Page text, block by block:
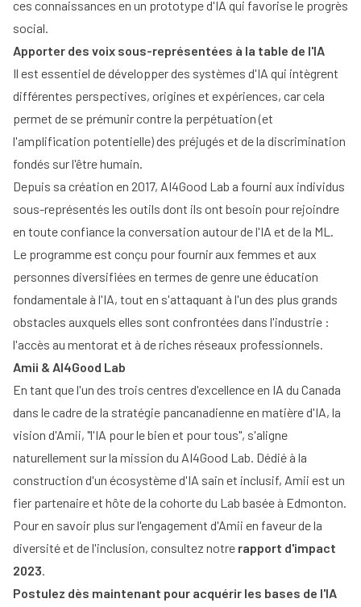
ces connaissances en un prototype d'IA qui favorise le progrès
social.
Apporter des voix sous-représentées à la table de l'IA
Il est essentiel de développer des systèmes d'IA qui intègrent
différentes perspectives, origines et expériences, car cela
permet de se prémunir contre la perpétuation (et
l'amplification potentielle) des préjugés et de la discrimination
fondés sur l'être humain.
Depuis sa création en 2017, AI4Good Lab a fourni aux individus
sous-représentés les outils dont ils ont besoin pour rejoindre
en toute confiance la conversation autour de l'IA et de la ML.
Le programme est conçu pour fournir aux femmes et aux
personnes diversifiées en termes de genre une éducation
fondamentale à l'IA, tout en s'attaquant à l'un des plus grands
obstacles auxquels elles sont confrontées dans l'industrie :
l'accès au mentorat et à de riches réseaux professionnels.
Amii & AI4Good Lab
En tant que l'un des trois centres d'excellence en IA du Canada
dans le cadre de la stratégie pancanadienne en matière d'IA, la
vision d'Amii, "l'IA pour le bien et pour tous", s'aligne
naturellement sur la mission du AI4Good Lab. Dédié à la
construction d'un écosystème d'IA sain et inclusif, Amii est un
fier partenaire et hôte de la cohorte du Lab basée à Edmonton.
Pour en savoir plus sur l'engagement d'Amii en faveur de la
diversité et de l'inclusion, consultez notre rapport d'impact
2023.
Postulez dès maintenant pour acquérir les bases de l'IA